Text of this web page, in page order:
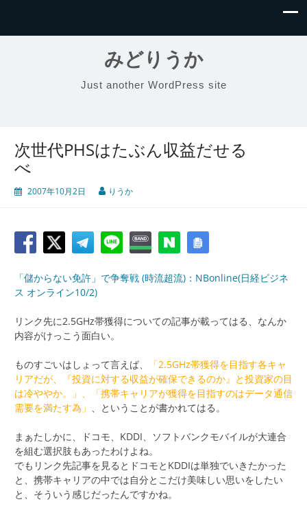
みどりうか
Just another WordPress site
次世代PHSはたぶん収益だせる
べ
2007年10月2日 りうか
「儲からない免許」で争奪戦 (時流超流)：NBonline(日経ビジネ
ス オンライン10/2)
リンク先に2.5GHz帯獲得についての記事が載ってはる、なんか
内容がけっこう面白い。
ものすごいはしょって言えば、
「2.5GHz帯獲得を目指す各キャ
リアだが、『投資に対する収益が確保できるのか』と投資家の目
は冷ややか。」、「携帯キャリアが獲得を目指すのはデータ通信
需要を満たす為」 、ということが書かれてはる。
まぁたしかに、ドコモ、KDDI、ソフトバンクモバイルが大連合
を組む選択肢もあったわけよね。
でもリンク先記事を見るとドコモとKDDIは単独でいきたかった
と、携帯キャリアの中では自分とこだけ美味しい思いをしたい
と、そういう感じだったんですかね。